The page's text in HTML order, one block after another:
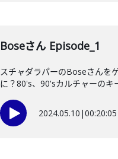
Boseさん Episode_1
スチャダラパーのBoseさんを
に？80's、90'sカルチャーのキ
2024.05.10 |00:20:05